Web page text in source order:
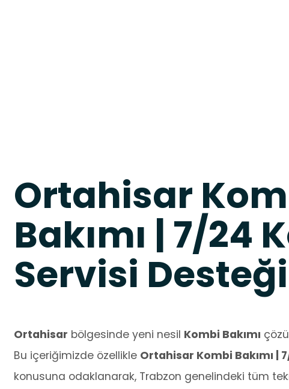
Ortahisar
Bakımı | 7/24
Servisi Desteği
Ortahisar bölgesinde yeni nesil Kombi Bakımı
Bu içeriğimizde özellikle Ortahisar Kombi Bakımı |
konusuna odaklanarak, Trabzon genelindeki tüm